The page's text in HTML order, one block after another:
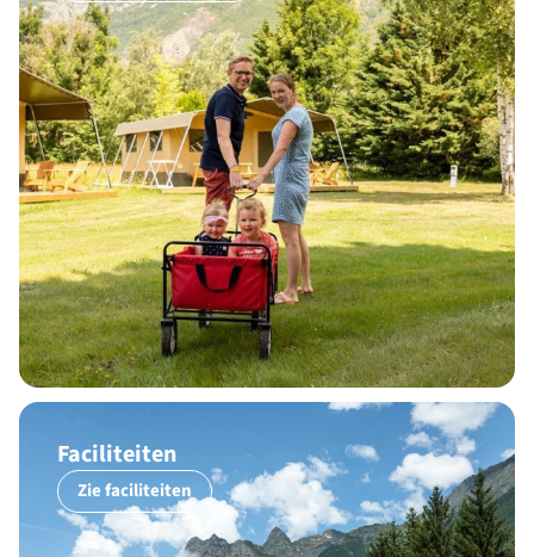
Faciliteiten
Zie faciliteiten